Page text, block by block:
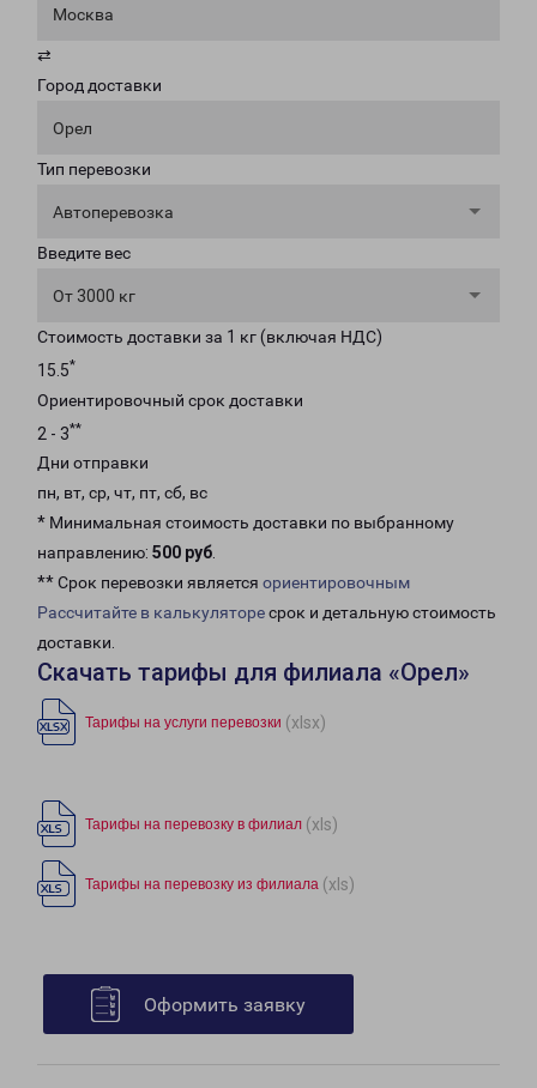
Москва
⇄
Город доставки
Орел
Тип перевозки
Автоперевозка
Введите вес
От 3000 кг
Стоимость доставки за 1 кг (включая НДС)
15.5*
Ориентировочный срок доставки
2 - 3**
Дни отправки
пн, вт, ср, чт, пт, сб, вс
* Минимальная стоимость доставки по выбранному
направлению: 500 руб.
** Срок перевозки является ориентировочным
Рассчитайте в калькуляторесрок и детальную стоимость
доставки.
Скачать тарифы для филиала «Орел»
Тарифы на услуги перевозки (xlsx)
Тарифы на перевозку в филиал (xls)
Тарифы на перевозку из филиала (xls)
Оформить заявку